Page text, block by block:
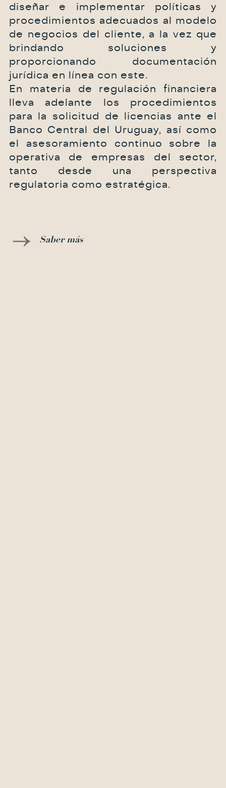
diseñar e implementar políticas y
procedimientos adecuados al modelo
de negocios del cliente, a la vez que
brindando soluciones y
proporcionando documentación
jurídica en línea con este.
En materia de regulación financiera
lleva adelante los procedimientos
para la solicitud de licencias ante el
Banco Central del Uruguay, así como
el asesoramiento continuo sobre la
operativa de empresas del sector,
tanto desde una perspectiva
regulatoria como estratégica.
Saber más